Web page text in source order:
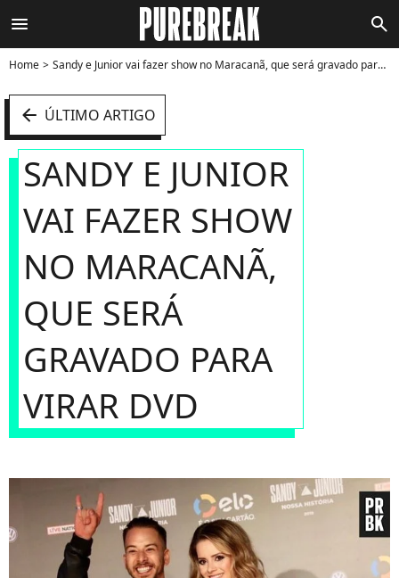
menu search
Home Sandy e Junior vai fazer show no Maracanã, que será gravado para virar DVD - Foto
arrow_left ÚLTIMO ARTIGO
SANDY E JUNIOR
VAI FAZER SHOW
NO MARACANÃ,
QUE SERÁ
GRAVADO PARA
VIRAR DVD